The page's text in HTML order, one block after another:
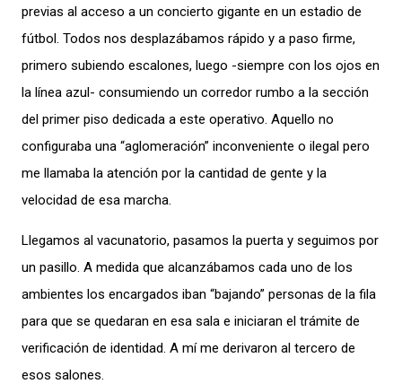
previas al acceso a un concierto gigante en un estadio de
fútbol. Todos nos desplazábamos rápido y a paso firme,
primero subiendo escalones, luego -siempre con los ojos en
la línea azul- consumiendo un corredor rumbo a la sección
del primer piso dedicada a este operativo. Aquello no
configuraba una “aglomeración” inconveniente o ilegal pero
me llamaba la atención por la cantidad de gente y la
velocidad de esa marcha.
Llegamos al vacunatorio, pasamos la puerta y seguimos por
un pasillo. A medida que alcanzábamos cada uno de los
ambientes los encargados iban “bajando” personas de la fila
para que se quedaran en esa sala e iniciaran el trámite de
verificación de identidad. A mí me derivaron al tercero de
esos salones.